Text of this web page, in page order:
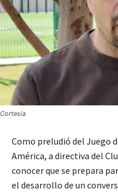
Cortesía
Como preludió del Juego
América, a directiva del
conocer que se prepara
el desarrollo de un